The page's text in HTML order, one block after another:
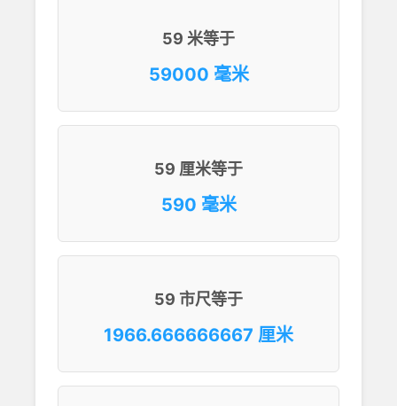
59 米等于
59000 毫米
59 厘米等于
590 毫米
59 市尺等于
1966.666666667 厘米